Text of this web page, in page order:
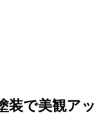
装で美観アッ